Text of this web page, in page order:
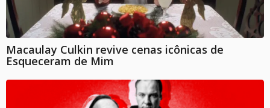
Macaulay Culkin revive cenas icônicas de
Esqueceram de Mim